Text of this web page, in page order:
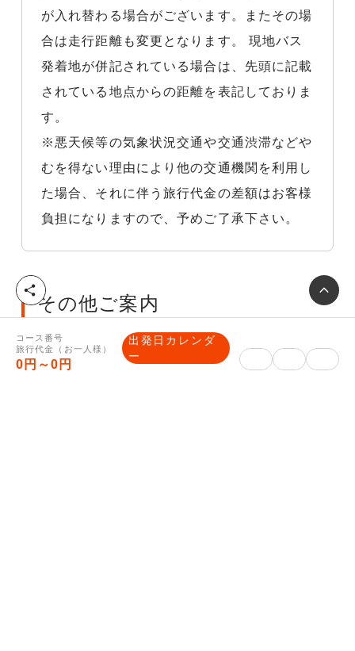
が入れ替わる場合がございます。またその場
合は走行距離も変更となります。 現地バス
発着地が併記されている場合は、先頭に記載
されている地点からの距離を表記しておりま
す。
※悪天候等の気象状況交通や交通渋滞などや
むを得ない理由により他の交通機関を利用し
た場合、それに伴う旅行代金の差額はお客様
負担になりますので、予めご了承下さい。
その他ご案内
【最終旅行日程表・ご入金方法のご
コース番号
旅行代金（お一人様）
0円～0円
出発日カレンダ
ー
シ
ェ
ア